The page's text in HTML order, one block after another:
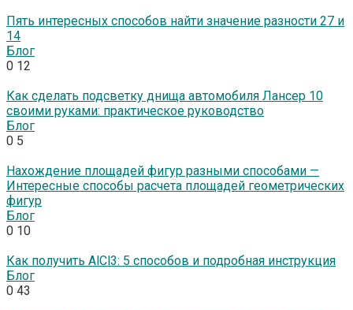
Пять интересных способов найти значение разности 27 и
14
Блог
0 12
Как сделать подсветку днища автомобиля Лансер 10
своими руками: практическое руководство
Блог
0 5
Нахождение площадей фигур разными способами —
Интересные способы расчета площадей геометрических
фигур
Блог
0 10
Как получить AlCl3: 5 способов и подробная инструкция
Блог
0 43